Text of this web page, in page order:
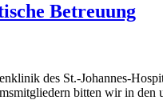
Betreuung
des St.-Johannes-
bitten wir in